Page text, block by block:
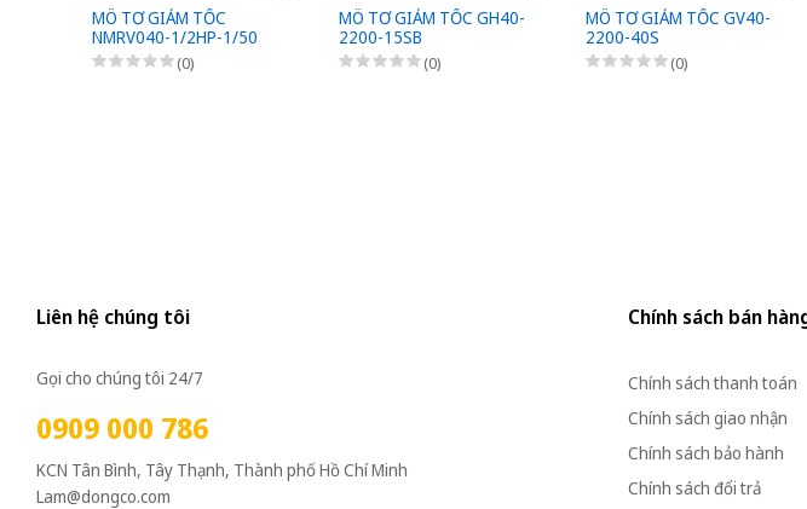
MÔ TƠ GIẢM TỐC
NMRV040-1/2HP-1/50
(0)
MÔ TƠ GIẢM TỐC GH40-
2200-15SB
(0)
MÔ TƠ GIẢM TỐC GV40-
2200-40S
(0)
Liên hệ chúng tôi
Gọi cho chúng tôi 24/7
0909 000 786
KCN Tân Bình, Tây Thạnh, Thành phố Hồ Chí Minh
Lam@dongco.com
Chính sách bán
Chính sách thanh toán
Chính sách giao nhận
Chính sách bảo hành
Chính sách đổi trả